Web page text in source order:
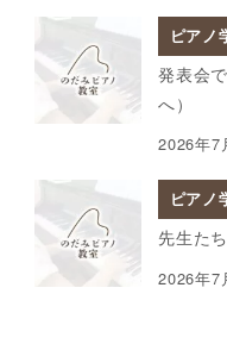
ピアノ
発表会
へ）
2026年7
ピアノ
先生た
2026年7